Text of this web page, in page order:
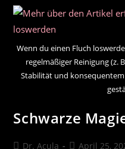
Wenn du einen Fluch
regelmäßiger Reinigung (z.
Stabilität und
Schwarze
Beitrags-
Dr. Acula
Beitrag
April 25,